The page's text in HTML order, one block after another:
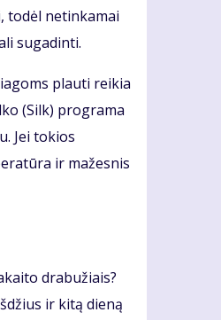
todėl netinkamai
sugadinti.
plauti reikia
(Silk) programa
Jei tokios
ir mažesnis
drabužiais?
ir kitą dieną